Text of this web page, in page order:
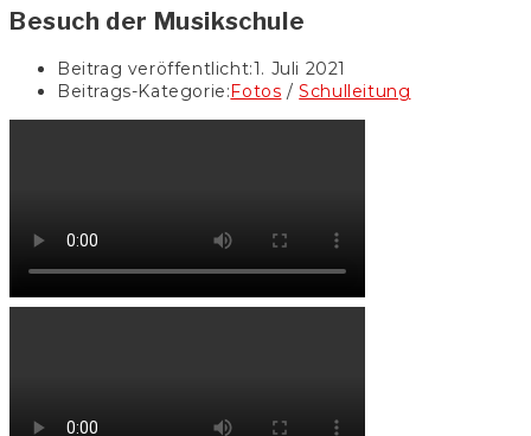
Besuch der Musikschule
Beitrag veröffentlicht:1. Juli 2021
Beitrags-Kategorie:Fotos / Schulleitung